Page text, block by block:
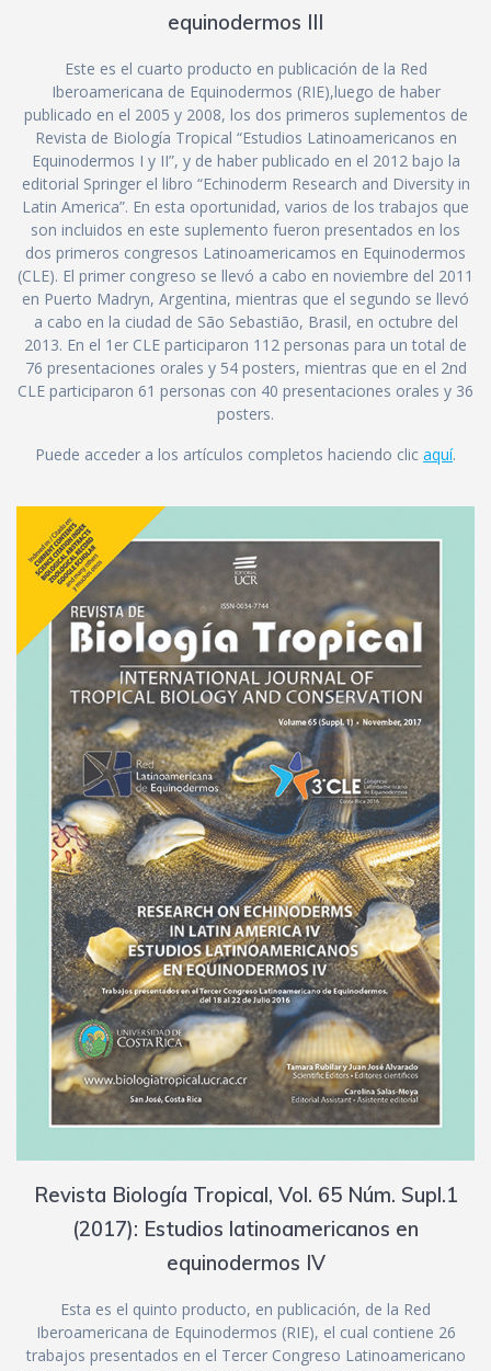
equinodermos III
Este es el cuarto producto en publicación de la Red
Iberoamericana de Equinodermos (RIE),luego de haber
publicado en el 2005 y 2008, los dos primeros suplementos de
Revista de Biología Tropical “Estudios Latinoamericanos en
Equinodermos I y II”, y de haber publicado en el 2012 bajo la
editorial Springer el libro “Echinoderm Research and Diversity in
Latin America”. En esta oportunidad, varios de los trabajos que
son incluidos en este suplemento fueron presentados en los
dos primeros congresos Latinoamericamos en Equinodermos
(CLE). El primer congreso se llevó a cabo en noviembre del 2011
en Puerto Madryn, Argentina, mientras que el segundo se llevó
a cabo en la ciudad de São Sebastião, Brasil, en octubre del
2013. En el 1er CLE participaron 112 personas para un total de
76 presentaciones orales y 54 posters, mientras que en el 2nd
CLE participaron 61 personas con 40 presentaciones orales y 36
posters.
Puede acceder a los artículos completos haciendo clic aquí.
Revista Biología Tropical, Vol. 65 Núm. Supl.1
(2017): Estudios latinoamericanos en
equinodermos IV
Esta es el quinto producto, en publicación, de la Red
Iberoamericana de Equinodermos (RIE), el cual contiene 26
trabajos presentados en el Tercer Congreso Latinoamericano